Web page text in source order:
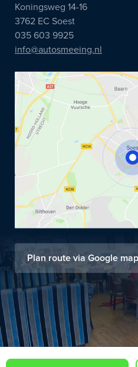
Koningsweg 14-16
3762 EC Soest
035 603 9925
info@autosmeeing.nl
Plan route via Google